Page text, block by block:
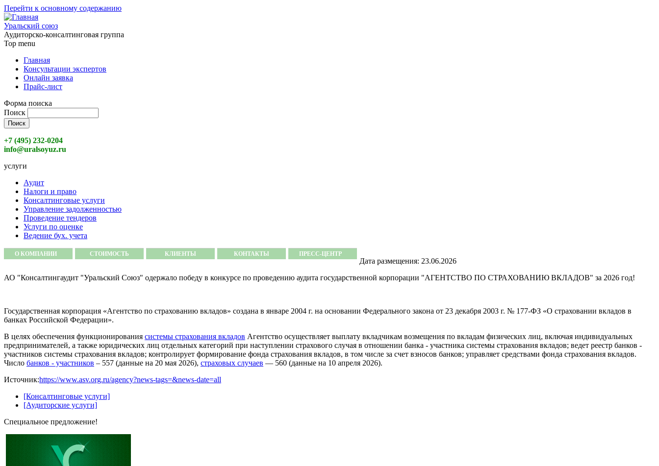
Перейти к основному содержанию
Уральский союз
Аудиторско-консалтинговая группа
Top menu
Главная
Консультации экспертов
Онлайн заявка
Прайс-лист
Форма поиска
Поиск
+7 (495) 232-0204
info@uralsoyuz.ru
услуги
Аудит
Налоги и право
Консалтинговые услуги
Управление задолженностью
Проведение тендеров
Услуги по оценке
Ведение бух. учета
О КОМПАНИИ СТОИМОСТЬ КЛИЕНТЫ КОНТАКТЫ ПРЕСС-ЦЕНТР
Дата размещения: 23.06.2026
АО "Консалтингаудит "Уральский Союз" одержало победу в конкурсе по проведению аудита государственной корпорации "АГЕНТСТВО ПО СТРАХОВАНИЮ ВКЛАДОВ" за 2026 год!
Государственная корпорация «Агентство по страхованию вкладов» создана в январе 2004 г. на основании Федерального закона от 23 декабря 2003 г. № 177-ФЗ «О страховании вкладов в
банках Российской Федерации».
В целях обеспечения функционирования системы страхования вкладов Агентство осуществляет выплату вкладчикам возмещения по вкладам физических лиц, включая индивидуальных
предпринимателей, а также юридических лиц отдельных категорий при наступлении страхового случая в отношении банка - участника системы страхования вкладов; ведет реестр банков -
участников системы страхования вкладов; контролирует формирование фонда страхования вкладов, в том числе за счет взносов банков; управляет средствами фонда страхования вкладов.
Число банков - участников – 557 (данные на 20 мая 2026), страховых случаев — 560 (данные на 10 апреля 2026).
Источник:https://www.asv.org.ru/agency?news-tags=&news-date=all
[Консалтинговые услуги]
[Аудиторские услуги]
Специальное предложение!